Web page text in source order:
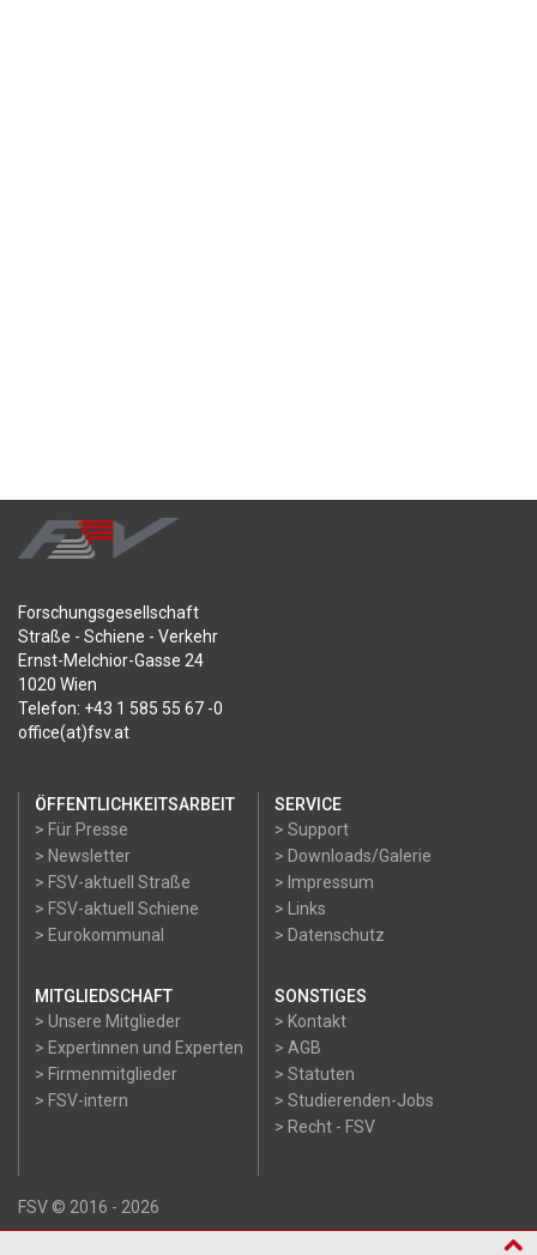
Forschungsgesellschaft
Straße - Schiene - Verkehr
Ernst-Melchior-Gasse 24
1020 Wien
Telefon: +43 1 585 55 67 -0
office(at)fsv.at
ÖFFENTLICHKEITSARBEIT
> Für Presse
> Newsletter
> FSV-aktuell Straße
> FSV-aktuell Schiene
> Eurokommunal
SERVICE
> Support
> Downloads/Galerie
> Impressum
> Links
> Datenschutz
MITGLIEDSCHAFT
> Unsere Mitglieder
> Expertinnen und Experten
> Firmenmitglieder
> FSV-intern
SONSTIGES
> Kontakt
> AGB
> Statuten
> Studierenden-Jobs
> Recht - FSV
FSV © 2016 - 2026